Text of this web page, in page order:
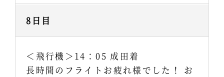
8日目
＜飛行機＞14：05 成田着
長時間のフライトお疲れ様でした！ お